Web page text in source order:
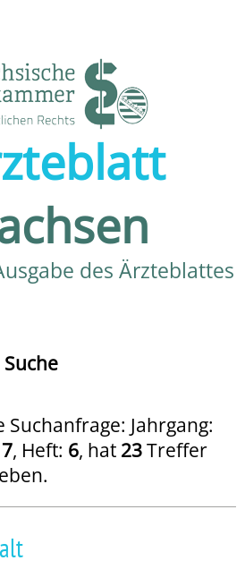
des Ärzteblattes
Suche
Suchanfrage: Jahrgang:
, Heft: 6, hat 23Treffer